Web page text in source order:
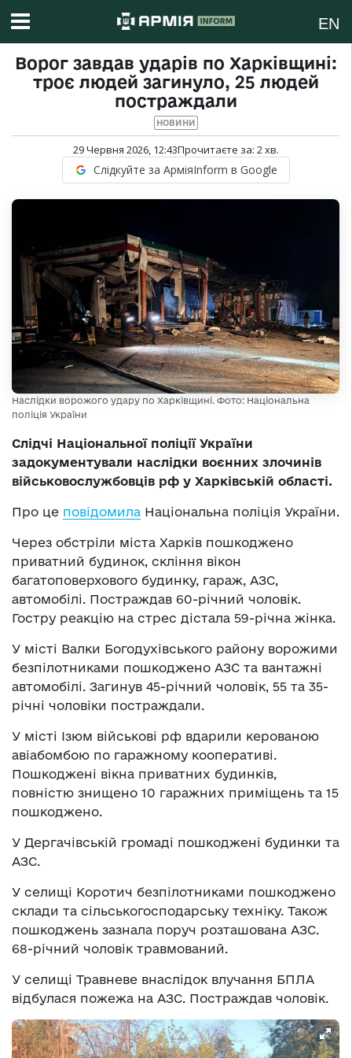
EN
Ворог завдав ударів по Харківщині:
троє людей загинуло, 25 людей
постраждали
НОВИНИ
29 Червня 2026, 12:43Прочитаєте за: 2хв.
Слідкуйте за АрміяInform в Google
Наслідки ворожого удару по Харківщині. Фото: Національна
поліція України
Слідчі Національної поліції України
задокументували наслідки воєнних злочинів
військовослужбовців рф у Харківській області.
Про це повідомила Національна поліція України.
Через обстріли міста Харків пошкоджено
приватний будинок, скління вікон
багатоповерхового будинку, гараж, АЗС,
автомобілі. Постраждав 60-річний чоловік.
Гостру реакцію на стрес дістала 59-річна жінка.
У місті Валки Богодухівського району ворожими
безпілотниками пошкоджено АЗС та вантажні
автомобілі. Загинув 45-річний чоловік, 55 та 35-
річні чоловіки постраждали.
У місті Ізюм військові рф вдарили керованою
авіабомбою по гаражному кооперативі.
Пошкоджені вікна приватних будинків,
повністю знищено 10 гаражних приміщень та 15
пошкоджено.
У Дергачівській громаді пошкоджені будинки та
АЗС.
У селищі Коротич безпілотниками пошкоджено
склади та сільськогосподарську техніку. Також
пошкоджень зазнала поруч розташована АЗС.
68-річний чоловік травмований.
У селищі Травневе внаслідок влучання БПЛА
відбулася пожежа на АЗС. Постраждав чоловік.